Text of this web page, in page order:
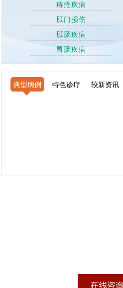
痔疮疾病
肛门损伤
肛肠疾病
胃肠疾病
典型病例 特色诊疗 较新资讯